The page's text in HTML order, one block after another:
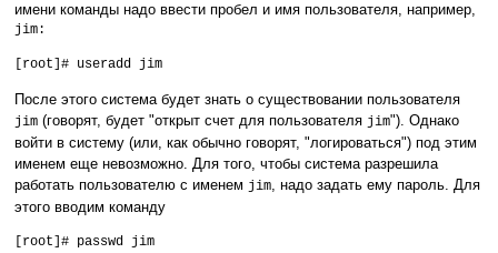
имени команды надо ввести пробел и имя пользователя, например,
jim:
[root]# useradd jim
После этого система будет знать о существовании пользователя
jim (говорят, будет "открыт счет для пользователя jim"). Однако
войти в систему (или, как обычно говорят, "логироваться") под этим
именем еще невозможно. Для того, чтобы система разрешила
работать пользователю с именем jim, надо задать ему пароль. Для
этого вводим команду
[root]# passwd jim